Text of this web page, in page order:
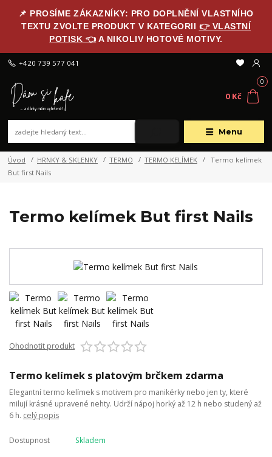
📌 PROSÍME ZÁKAZNÍKY: PRO DOPLNĚNÍ VLASTNÍHO
TEXTU ZVOLTE PRODUKT V KATEGORII 👉 VLASTNÍ
POTISK 👈 A NIKOLIV HOTOVÉ MOTIVY.
Menu
+420 739 577 041
0
0 Kč
Úvod HRNKY & SKLENKY TERMO TERMO KELÍMEK
Termo kelímek
But first Nails
Termo kelímek But first Nails
Ohodnotit produkt
Termo kelímek s platovým brčkem zdarma
Elegantní termo kelímek s motivem pro manikérky nebo jen ty, které
milují krásné upravené nehty. Udrží nápoj horký až 12 h nebo studený až
6 h. celý popis
Dostupnost Skladem